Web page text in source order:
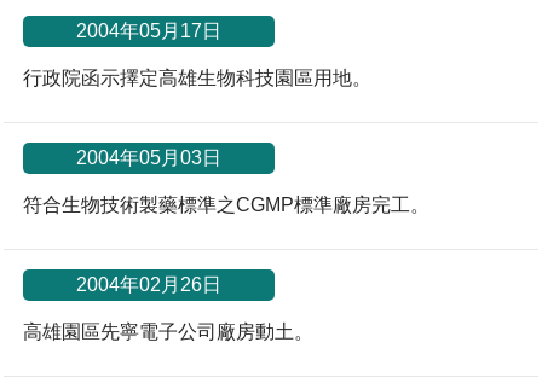
2004年05月17日
行政院函示擇定高雄生物科技園區用地。
2004年05月03日
符合生物技術製藥標準之CGMP標準廠房完工。
2004年02月26日
高雄園區先寧電子公司廠房動土。